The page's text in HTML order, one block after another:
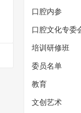
口腔内参
口腔文化专委
培训研修班
委员名单
教育
文创艺术